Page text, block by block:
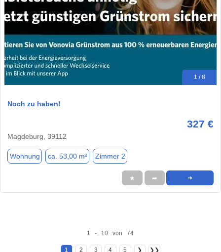
1 / 8
Noch zu haben!
327 €
Magdeburg, 39112
Wohnung ca. 53,00 m² Zimmer 2
★ ➦ ➜
1 - 10 von 74
1 2 3 4 5 ❯ ❯❯